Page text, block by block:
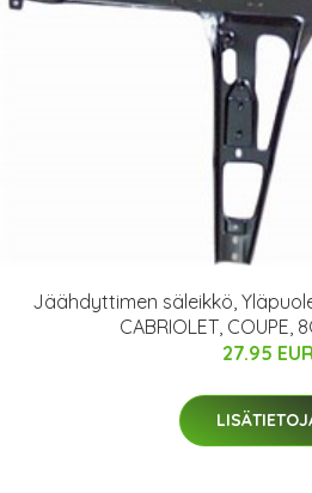
Jäähdyttimen säleikkö,
CABRIOLET, COUPE,
27.95